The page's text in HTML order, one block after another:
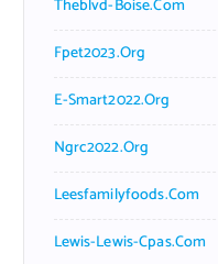
Theblvd-Boise.com
Fpet2023.org
E-Smart2022.org
Ngrc2022.org
Leesfamilyfoods.com
Lewis-Lewis-Cpas.com